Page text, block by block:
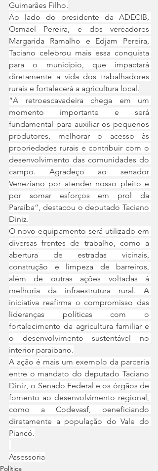
Guimarães Filho.
Ao lado do presidente da ADECIB,
Osmael Pereira, e dos vereadores
Margarida Ramalho e Edjam Pereira,
Taciano celebrou mais essa conquista
para o município, que impactará
diretamente a vida dos trabalhadores
rurais e fortalecerá a agricultura local.
“A retroescavadeira chega em um
momento importante e será
fundamental para auxiliar os pequenos
produtores, melhorar o acesso às
propriedades rurais e contribuir com o
desenvolvimento das comunidades do
campo. Agradeço ao senador
Veneziano por atender nosso pleito e
por somar esforços em prol da
Paraíba”, destacou o deputado Taciano
Diniz.
O novo equipamento será utilizado em
diversas frentes de trabalho, como a
abertura de estradas vicinais,
construção e limpeza de barreiros,
além de outras ações voltadas à
melhoria da infraestrutura rural. A
iniciativa reafirma o compromisso das
lideranças políticas com o
fortalecimento da agricultura familiar e
o desenvolvimento sustentável no
interior paraibano.
A ação é mais um exemplo da parceria
entre o mandato do deputado Taciano
Diniz, o Senado Federal e os órgãos de
fomento ao desenvolvimento regional,
como a Codevasf, beneficiando
diretamente a população do Vale do
Piancó.
Assessoria
Política